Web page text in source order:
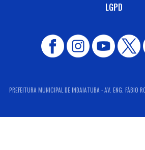
LGPD
PREFEITURA MUNICIPAL DE INDAIATUBA - AV. ENG.